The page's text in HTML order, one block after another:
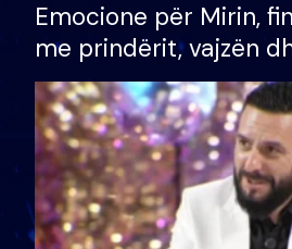
Emocione për Mirin,
me prindërit, vajzën
bashkëshorten:
divorci apo jo?